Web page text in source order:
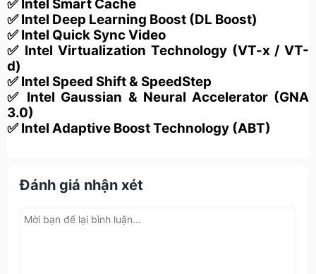
✅ Intel Smart Cache
✅ Intel Deep Learning Boost (DL Boost)
✅ Intel Quick Sync Video
✅ Intel Virtualization Technology (VT-x / VT-
d)
✅ Intel Speed Shift & SpeedStep
✅ Intel Gaussian & Neural Accelerator (GNA
3.0)
✅ Intel Adaptive Boost Technology (ABT)
Đánh giá nhận xét